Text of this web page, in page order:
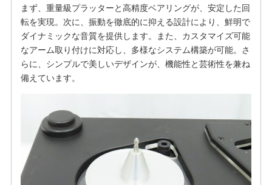
まず、重量級プラッターと高精度ベアリングが、安定した回
転を実現。次に、振動を徹底的に抑える設計により、鮮明で
ダイナミックな音質を提供します。また、カスタマイズ可能
なアーム取り付けに対応し、多様なシステム構築が可能。さ
らに、シンプルで美しいデザインが、機能性と芸術性を兼ね
備えています。